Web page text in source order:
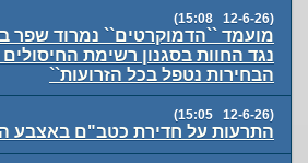
(12-6-26 15:08)
מועמד ``הדמוקרטים`` נמרוד שפר
נגד החוות בסגנון רשימת
הבחירות נטפל בכל הזרועות``
(12-6-26 15:05)
התרעות על חדירת כטב"ם באצבע